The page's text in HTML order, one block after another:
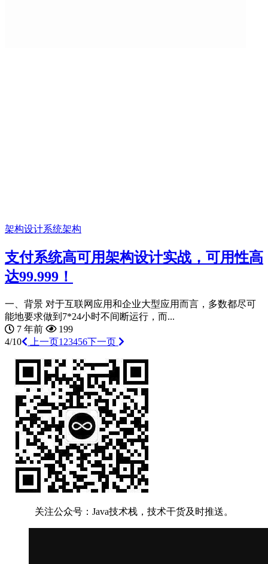
架构设计系统架构
支付系统高可用架构设计实战，可用性高
达99.999！
一、背景 对于互联网应用和企业大型应用而言，多数都尽可
能地要求做到7*24小时不间断运行，而...
7 年前
199
4/10
上一页1 23456下一页
关注公众号：Java技术栈，技术干货及时推送。